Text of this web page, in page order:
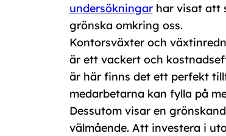
undersökningarhar visat att
grönska omkring oss.
Kontorsväxter och
är ett vackert och
är här finns det ett perfekt
medarbetarna kan fylla på
Dessutom visar en
välmående. Att investera i